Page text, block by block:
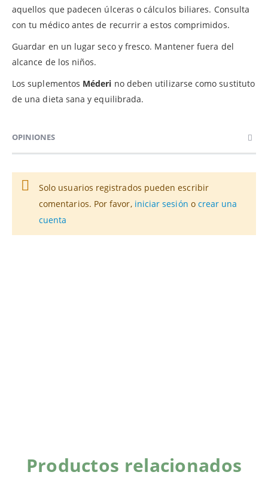
aquellos que padecen úlceras o cálculos biliares. Consulta
con tu médico antes de recurrir a estos comprimidos.
Guardar en un lugar seco y fresco. Mantener fuera del
alcance de los niños.
Los suplementos Méderi no deben utilizarse como sustituto
de una dieta sana y equilibrada.
OPINIONES
Solo usuarios registrados pueden escribir
comentarios. Por favor, iniciar sesión o crear una
cuenta
Productos relacionados